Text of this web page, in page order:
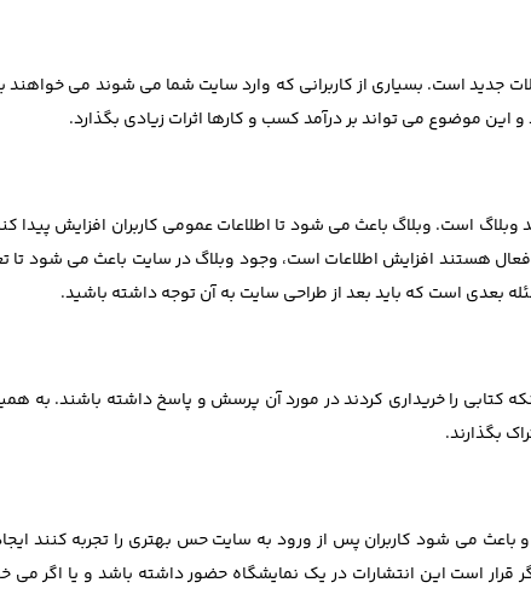
است. بسیاری از کاربرانی که وارد سایت شما می شوند می خواهند
موضوع می تواند بر درآمد کسب و کارها اثرات زیادی بگذارد.
است. وبلاگ باعث می شود تا اطلاعات عمومی کاربران افزایش پیدا
هستند افزایش اطلاعات است، وجود وبلاگ در سایت باعث می شود تا
بعدی است که باید بعد از طراحی سایت به آن توجه داشته باشید.
کتابی را خریداری کردند در مورد آن پرسش و پاسخ داشته باشند. به
بگذارند.
می شود کاربران پس از ورود به سایت حس بهتری را تجربه کنند
است این انتشارات در یک نمایشگاه حضور داشته باشد و یا اگر می